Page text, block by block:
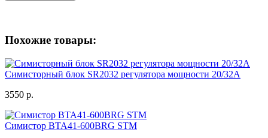
Похожие товары:
Симисторный блок SR2032 регулятора мощности 20/32А
3550 р.
Симистор BTA41-600BRG STM